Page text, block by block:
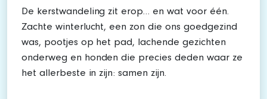
De kerstwandeling zit erop… en wat voor één.
Zachte winterlucht, een zon die ons goedgezind
was, pootjes op het pad, lachende gezichten
onderweg en honden die precies deden waar ze
het allerbeste in zijn: samen zijn.